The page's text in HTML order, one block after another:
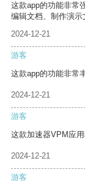
这款app的功能非常
编辑文档、制作演示
2024-12-21
游客
这款app的功能非常
2024-12-21
游客
这款加速器VPM应
2024-12-21
游客